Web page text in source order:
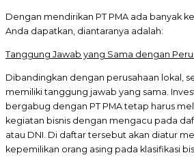
Dengan mendirikan PT PMA ada banyak
Anda dapatkan, diantaranya adalah:
Tanggung Jawab yang Sama dengan
Dibandingkan dengan perusahaan lokal,
memiliki tanggung jawab yang sama.
bergabug dengan PT PMA tetap harus
kegiatan bisnis dengan mengacu pada
atau DNI. Di daftar tersebut akan diatur
kepemilikan orang asing pada klasifikasi